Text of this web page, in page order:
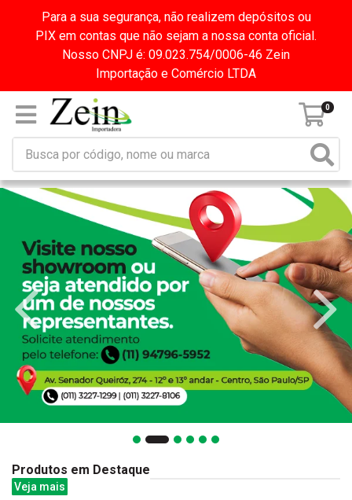
Para a sua segurança, não realizem depósitos ou
PIX em contas que não sejam a nossa conta oficial.
Nosso CNPJ é: 09.023.754/0006-46 Zein
Importação e Comércio LTDA
0
Produtos em Destaque
Veja mais